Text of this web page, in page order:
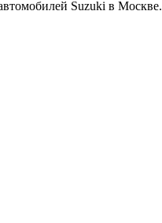
Suzuki в Москве.